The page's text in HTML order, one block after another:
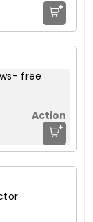
+
free
+